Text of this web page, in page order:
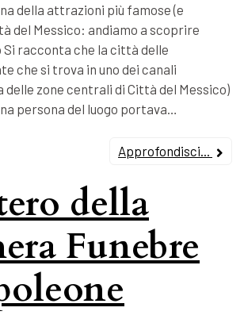
della attrazioni più famose (e
del Messico: andiamo a scoprire
racconta che la città delle
che si trova in uno dei canali
delle zone centrali di Città del Messico)
persona del luogo portava…
Approfondisci...
della
Funebre